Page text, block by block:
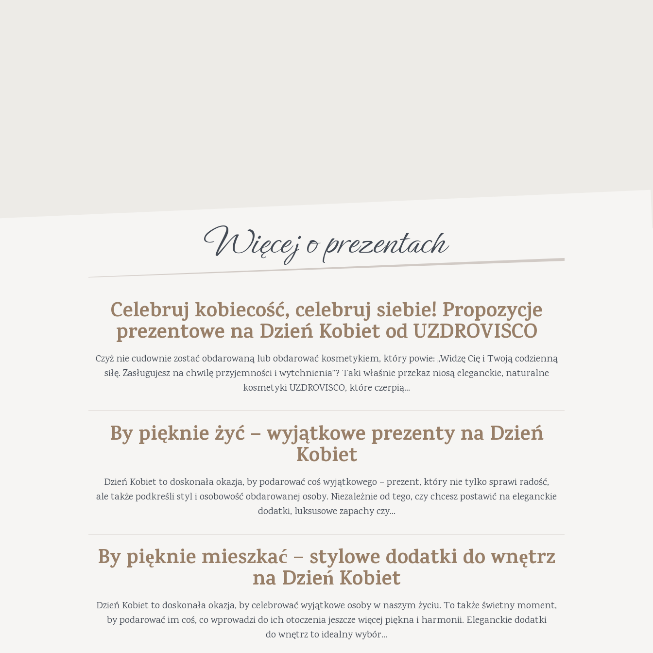
Więcej o prezentach
Celebruj kobiecość, celebruj siebie! Propozycje
prezentowe na Dzień Kobiet od UZDROVISCO
Czyż nie cudownie zostać obdarowaną lub obdarować kosmetykiem, który powie: „Widzę Cię i Twoją codzienną
siłę. Zasługujesz na chwilę przyjemności i wytchnienia”? Taki właśnie przekaz niosą eleganckie, naturalne
kosmetyki UZDROVISCO, które czerpią...
By pięknie żyć – wyjątkowe prezenty na Dzień
Kobiet
Dzień Kobiet to doskonała okazja, by podarować coś wyjątkowego – prezent, który nie tylko sprawi radość,
ale także podkreśli styl i osobowość obdarowanej osoby. Niezależnie od tego, czy chcesz postawić na eleganckie
dodatki, luksusowe zapachy czy...
By pięknie mieszkać – stylowe dodatki do wnętrz
na Dzień Kobiet
Dzień Kobiet to doskonała okazja, by celebrować wyjątkowe osoby w naszym życiu. To także świetny moment,
by podarować im coś, co wprowadzi do ich otoczenia jeszcze więcej piękna i harmonii. Eleganckie dodatki
do wnętrz to idealny wybór...